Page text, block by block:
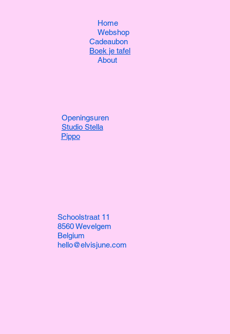
Home
Webshop
Cadeaubon
Boek je tafel
About
Openingsuren
Studio Stella
Pippo
Schoolstraat 11
8560 Wevelgem
Belgium
hello@elvisjune.com